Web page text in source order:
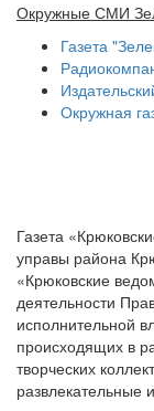
Окружные СМИ
Газета
Окружная
Газета
управы района
«Крюковские
деятельности
исполнительной
происходящих в
творческих
развлекательные